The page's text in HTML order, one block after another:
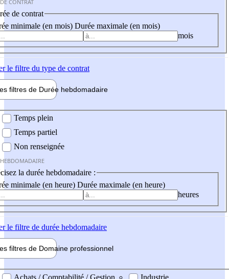
CONTRAT
de contrat
minimale (en mois) Durée maximale (en mois)
mois
le filtre du type de contrat
filtres de Durée hebdomadaire
Temps plein
Temps partiel
Non renseignée
la durée hebdomadaire :
minimale (en heure) Durée maximale (en heure)
heures
le filtre de durée hebdomadaire
filtres de Domaine professionnel
professionel
Achats / Comptabilité / Gestion
Industrie